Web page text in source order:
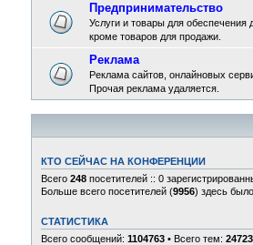
Предпринимательство
Услуги и товары для обеспечения
кроме товаров для продажи.
Реклама
Реклама сайтов, онлайновых
Прочая реклама удаляется.
КТО СЕЙЧАС НА КОНФЕРЕНЦИИ
Всего 248посетителей :: 0
Больше всего посетителей (9956) здесь
СТАТИСТИКА
Всего сообщений: 1104763• Всего тем: 24723